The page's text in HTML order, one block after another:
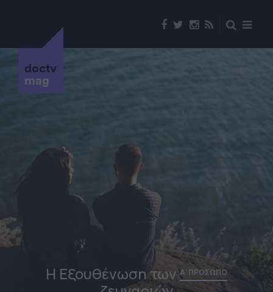
doctv
mag
Η Εξουθένωση τωνΑ' ΠΡΟΣΩΠΟ